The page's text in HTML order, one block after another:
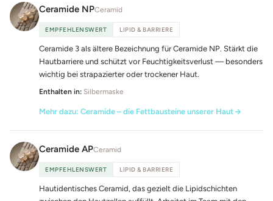
Ceramide NPCeramid
EMPFEHLENSWERT LIPID & BARRIERE
Ceramide 3 als ältere Bezeichnung für Ceramide NP. Stärkt die
Hautbarriere und schützt vor Feuchtigkeitsverlust — besonders
wichtig bei strapazierter oder trockener Haut.
Enthalten in: Silbermaske
Mehr dazu: Ceramide – die Fettbausteine unserer Haut
Ceramide APCeramid
EMPFEHLENSWERT LIPID & BARRIERE
Hautidentisches Ceramid, das gezielt die Lipidschichten